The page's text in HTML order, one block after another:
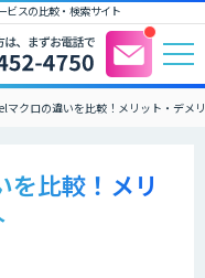
ビスの比較・検索サイト
マクロの違いを比較！メリット・デメ
を比較！メリ